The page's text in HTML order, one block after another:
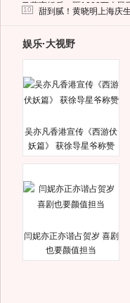
马蓉离婚后，砸1000万人民
10 甜到腻！黄晓明上海庆
娱乐·大视野
吴亦凡香港宣传《西游伏
妖篇》 获徐导星爷称赞
闫妮亦正亦谐占贺岁 喜剧
也要颜值担当